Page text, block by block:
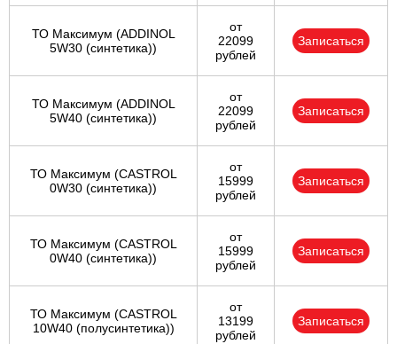
ТО Максимум (ADDINOL
5W30 (синтетика))
от
22099
рублей
Записаться
ТО Максимум (ADDINOL
5W40 (синтетика))
от
22099
рублей
Записаться
ТО Максимум (CASTROL
0W30 (синтетика))
от
15999
рублей
Записаться
ТО Максимум (CASTROL
0W40 (синтетика))
от
15999
рублей
Записаться
ТО Максимум (CASTROL
10W40 (полусинтетика))
от
13199
рублей
Записаться